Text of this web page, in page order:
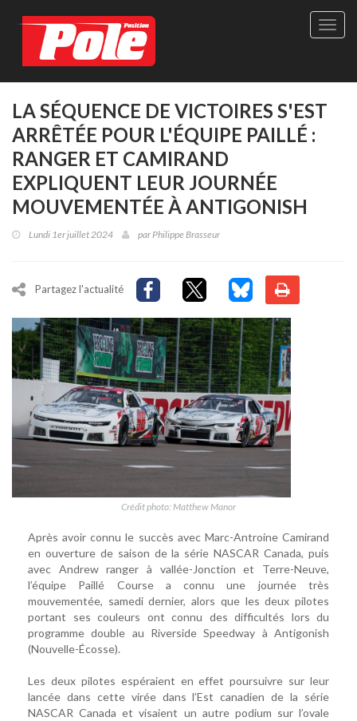
Site
LA SÉQUENCE DE VICTOIRES S'EST
ARRÊTÉE POUR L'ÉQUIPE PAILLÉ :
RANGER ET CAMIRAND
EXPLIQUENT LEUR JOURNÉE
MOUVEMENTÉE À ANTIGONISH
Lundi 1er juillet 2024 parPhilippe Brasseur
Partagez l'actualité
Crédit photo: Matthew Manor
Après avoir connu le succès avec Marc-Antroine Camirand
en ouverture de saison de la série NASCAR Canada, puis
avec Andrew ranger à vallée-Jonction et Terre-Neuve,
l’équipe Paillé Course a connu une journée très
mouvementée, samedi dernier, alors que les deux pilotes
portant ses couleurs ont connu des difficultés lors du
programme double au Riverside Speedway à Antigonish
(Nouvelle-Écosse).
Les deux pilotes espéraient en effet poursuivre sur leur
lancée dans cette virée dans l’Est canadien de la série
NASCAR Canada et visaient un autre podium sur l’ovale